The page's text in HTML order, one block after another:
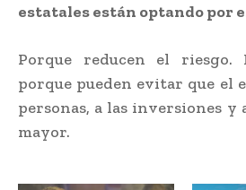
estatales están optando por
Porque reducen el riesgo.
porque pueden evitar que el
personas, a las inversiones y
mayor.